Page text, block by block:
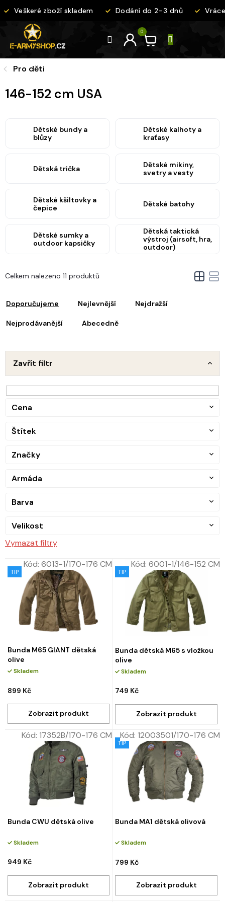
naVeškeré zboží skladem Dodání do 2-3 dnů
Pro děti
146-152 cm USA
Dětské bundy a
blůzy
Dětské kalhoty a
kraťasy
Dětská trička
Dětské mikiny,
svetry a vesty
Dětské kšiltovky a
čepice
Dětské batohy
Dětské sumky a
outdoor kapsičky
Dětská taktická
výstroj (airsoft, hra,
outdoor)
Doporučujeme Nejlevnější Nejdražší
Nejprodávanější Abecedně
Celkem nalezeno 11 produktů
Zavřít filtr
Značky
Armáda
Barva
Velikost
Vymazat filtry
Cena
Štítek
V
ý
i
p
o
t
TIP
Bunda M65 GIANT dětská
olive
Skladem
899 Kč
Kód: 6013-1/170-176 CM
TIP
Bunda dětská M65 s vložkou
olive
Skladem
749 Kč
Kód: 6001-1/146-152 CM
Bunda CWU dětská olive
Skladem
949 Kč
Kód: 17352B/170-176 CM
TIP
Bunda MA1 dětská olivová
Skladem
799 Kč
Kód: 12003501/170-176 CM